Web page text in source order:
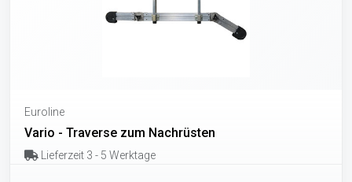
Euroline
Vario - Traverse zum Nachrüsten
Lieferzeit 3 - 5 Werktage